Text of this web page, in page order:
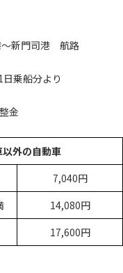
～新門司港 航路
乗船分より
金
外の自動車
7,040円
14,080円
17,600円